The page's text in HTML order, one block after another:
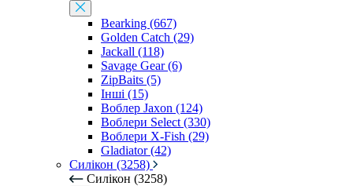
Bearking (667)
Golden Catch (29)
Jackall (118)
Savage Gear (6)
ZipBaits (5)
Інші (15)
Воблер Jaxon (124)
Воблери Select (330)
Воблери X-Fish (29)
Gladiator (42)
Силікон (3258)
Силікон (3258)